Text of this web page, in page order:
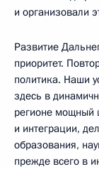
и организовали
Развитие
приоритет.
политика. Наши
здесь в
регионе мощный
и интеграции,
образования,
прежде всего в